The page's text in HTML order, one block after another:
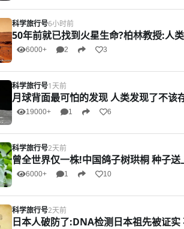
科学旅行号6小时前
50年前就已找到火星生命?柏林教授:人
6000+ 2 3
科学旅行号1天前
月球背面最可怕的发现 人类发现了不该
19000+ 1 6
科学旅行号2天前
曾全世界仅一株!中国鸽子树珙桐 种子
6000+ 1 10
科学旅行号2天前
日本人破防了:DNA检测日本祖先被证实